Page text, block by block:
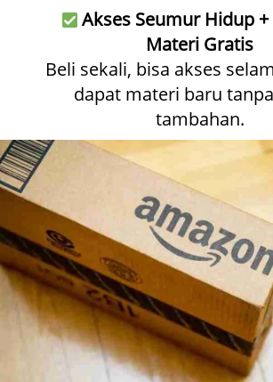
Akses Seumur Hidup
Materi Gratis
Beli sekali, bisa akses
dapat materi baru
tambahan.